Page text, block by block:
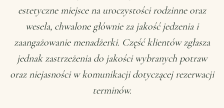
estetyczne miejsce na uroczystości rodzinne oraz
wesela, chwalone głównie za jakość jedzenia i
zaangażowanie menadżerki. Część klientów zgłasza
jednak zastrzeżenia do jakości wybranych potraw
oraz niejasności w komunikacji dotyczącej rezerwacji
terminów.